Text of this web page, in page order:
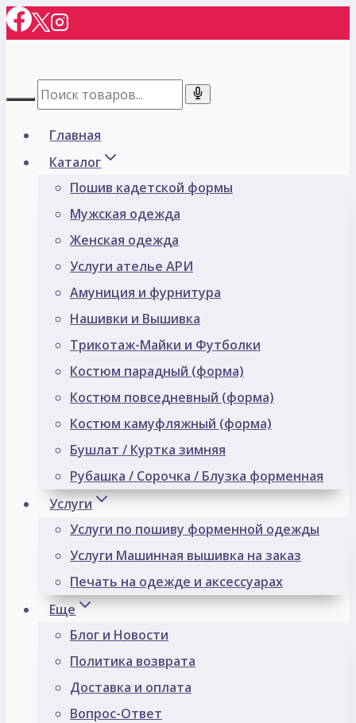
Перейти
к
Главная
Каталог
Пошив кадетской формы
Мужская одежда
Женская одежда
Услуги ателье АРИ
Амуниция и фурнитура
Нашивки и Вышивка
Трикотаж-Майки и Футболки
Костюм парадный (форма)
Костюм повседневный (форма)
Костюм камуфляжный (форма)
Бушлат / Куртка зимняя
Рубашка / Сорочка / Блузка форменная
Услуги
Услуги по пошиву форменной одежды
Услуги Машинная вышивка на заказ
Печать на одежде и аксессуарах
Еще
Блог и Новости
Политика возврата
Доставка и оплата
Вопрос-Ответ